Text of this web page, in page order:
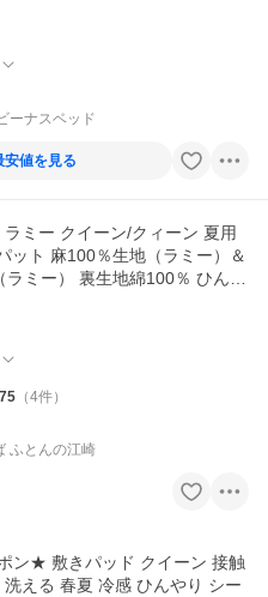
ーナスベッド
安値を見る
ミー クイーン/クィーン 夏用
ット 麻100％生地（ラミー）＆
ミー） 裏生地綿100％ ひんや
（4件）
ふとんの江崎
ン★ 敷きパッド クイーン 接触
える 春夏 冷感 ひんやり シー